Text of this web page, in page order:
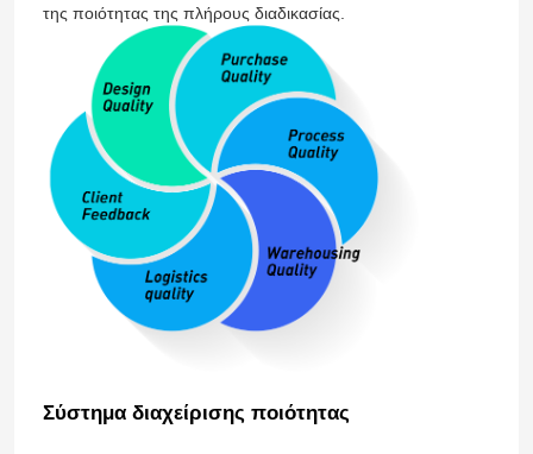
της ποιότητας της πλήρους διαδικασίας.
Σύστημα διαχείρισης ποιότητας